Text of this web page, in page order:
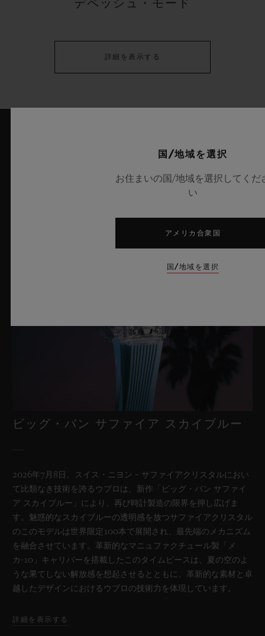
デペッシュ・モード
詳細を表示する
ビッグ・バン サファイア スカイブルー
2026年7月8日、スイス・ニヨン – サファイアクリスタルにおい
て比類なき技術を誇るウブロは、新作「ビッグ・バン サファイ
ア スカイブルー」により、再び時計製造の限界を押し広げま
す。魅惑的なスカイブルーの透明感を放つサファイアクリスタル
のこのモデルは世界限定100本で展開され、最先端のメカニズム
を融合させています。革新的なマニュファクチュール製「メ
カ-10」キャリバーを搭載したこのタイムピースは、夏の空のよ
うな果てしない解放感を想起させるとともに、革新的な素材と卓
越したデザインにおけるウブロの技術力を体現しています。
詳細を表示する
国/地域を選択
お住まいの国/地域を選択してくだ
い
アメリカ合衆国
国/地域を選択